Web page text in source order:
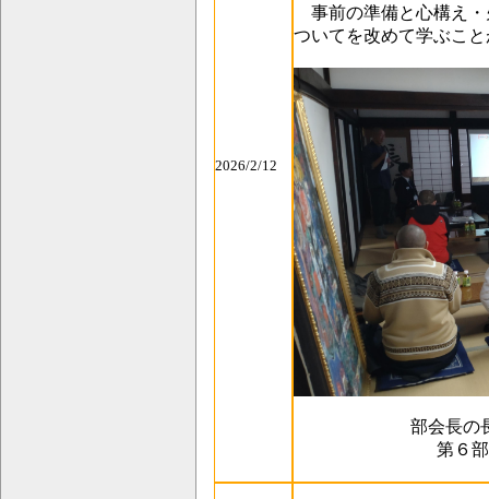
2026/2/12
事前の準備と心構え・
ついてを改めて学ぶこ
部会長の
第６